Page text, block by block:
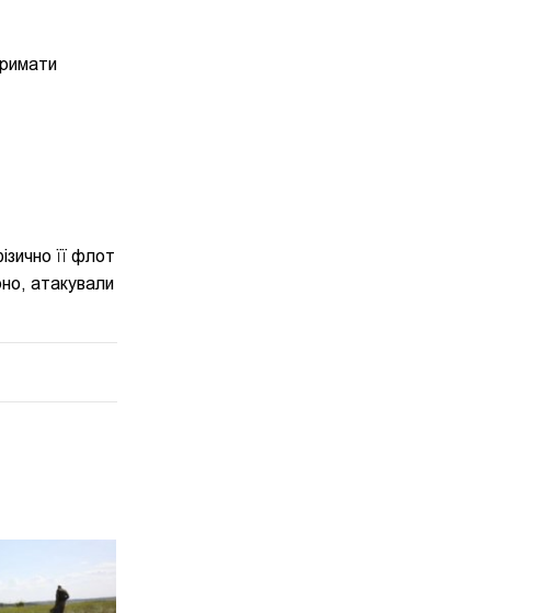
її флот
атакували